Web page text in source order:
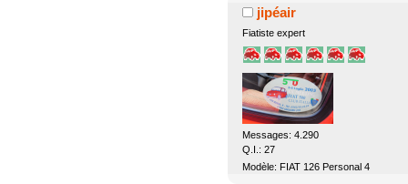
jipéair
Fiatiste expert
Messages: 4.290
Q.I.: 27
Modèle: FIAT 126 Personal 4